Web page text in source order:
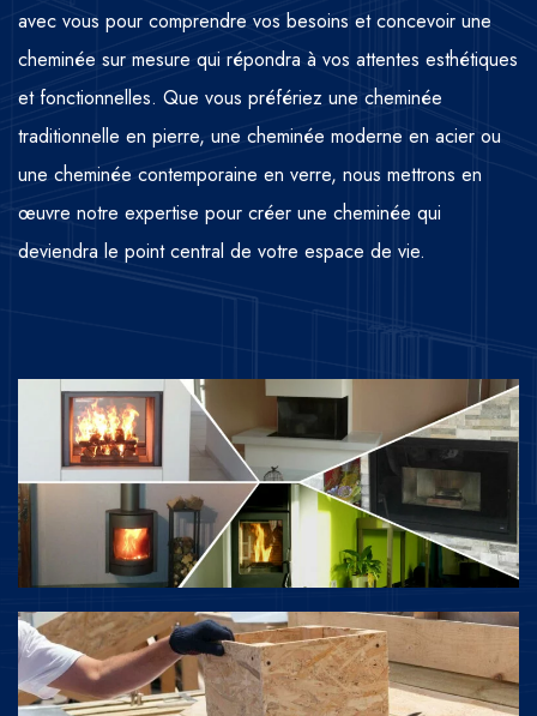
avec vous pour comprendre vos besoins et concevoir une
cheminée sur mesure qui répondra à vos attentes esthétiques
et fonctionnelles. Que vous préfériez une cheminée
traditionnelle en pierre, une cheminée moderne en acier ou
une cheminée contemporaine en verre, nous mettrons en
œuvre notre expertise pour créer une cheminée qui
deviendra le point central de votre espace de vie.